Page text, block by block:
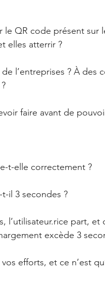
QR code présent sur
elles atterrir ?
l’entreprises ? À des
faire avant de
t-elle correctement ?
il 3 secondes ?
l’utilisateur.rice part, et
excède 3
efforts, et ce n’est